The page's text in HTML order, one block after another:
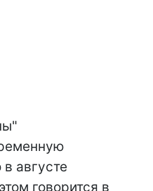
августе
говорится в